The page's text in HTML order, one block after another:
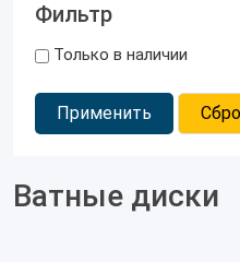
Фильтр
Только в наличии
Применить
Ватные диски